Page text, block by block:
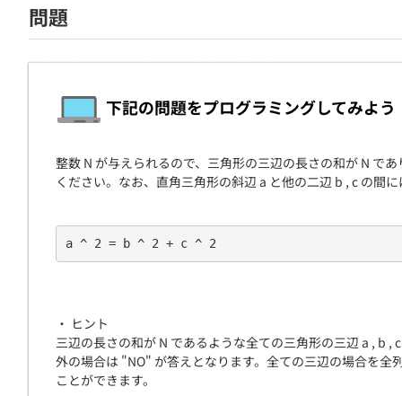
学校
契約
問題
下記の問題をプログラミングしてみよう
整数 N が与えられるので、三角形の三辺の長さの和が N で
ください。なお、直角三角形の斜辺 a と他の二辺 b , c の間
a ^ 2 = b ^ 2 + c ^ 2
・ ヒント
三辺の長さの和が N であるような全ての三角形の三辺 a , b
外の場合は "NO" が答えとなります。全ての三辺の場合を
ことができます。